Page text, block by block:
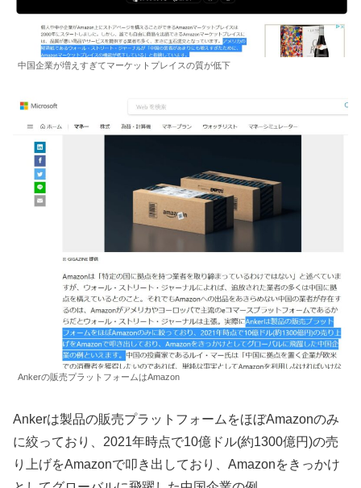
中国企業が増えすぎてマーケットプレイスの質が低下
Ankerの販売プラットフォームはAmazon
Ankerは製品の販売プラットフォームをほぼAmazonのみ
に絞っており、2021年時点で10億ドル(約1300億円)の売
り上げをAmazonで叩き出しており、Amazonをきっかけ